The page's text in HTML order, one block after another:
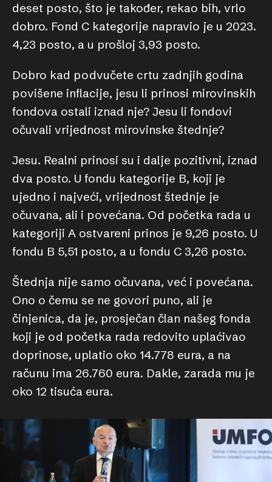
deset posto, što je također, rekao bih, vrlo
dobro. Fond C kategorije napravio je u 2023.
4,23 posto, a u prošloj 3,93 posto.
Dobro kad podvučete crtu zadnjih godina
povišene inflacije, jesu li prinosi mirovinskih
fondova ostali iznad nje? Jesu li fondovi
očuvali vrijednost mirovinske štednje?
Jesu. Realni prinosi su i dalje pozitivni, iznad
dva posto. U fondu kategorije B, koji je
ujedno i najveći, vrijednost štednje je
očuvana, ali i povećana. Od početka rada u
kategoriji A ostvareni prinos je 9,26 posto. U
fondu B 5,51 posto, a u fondu C 3,26 posto.
Štednja nije samo očuvana, već i povećana.
Ono o čemu se ne govori puno, ali je
činjenica, da je, prosječan član našeg fonda
koji je od početka rada redovito uplaćivao
doprinose, uplatio oko 14.778 eura, a na
računu ima 26.760 eura. Dakle, zarada mu je
oko 12 tisuća eura.